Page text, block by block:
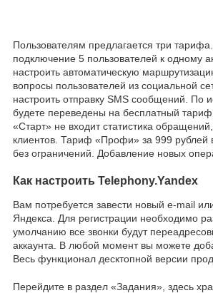
Пользователям предлагается три
подключение 5 пользователей к одному
настроить автоматическую
вопросы пользователей из социальной
настроить отправку SMS сообщений. По
будете переведены на бесплатный
«Старт» не входит статистика
клиентов. Тариф «Профи» за 999 рублей
без ограничений. Добавление новых
Как настроить Telephony.Yandex
Вам потребуется завести новый e-mail
Яндекса. Для регистрации необходимо
умолчанию все звонки будут
аккаунта. В любой момент вы можете
Весь функционал десктопной версии
Перейдите в раздел «Задания», здесь